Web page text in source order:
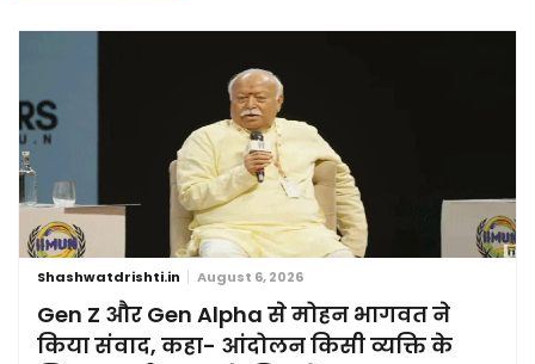
Shashwatdrishti.in August 6, 2026
Gen Z और Gen Alpha से मोहन भागवत ने
किया संवाद, कहा- आंदोलन किसी व्यक्ति के